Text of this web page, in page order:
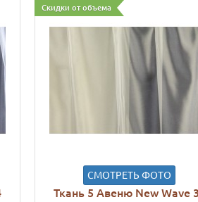
Скидки от объема
СМОТРЕТЬ ФОТО
Ткань 5 Авеню New Wave